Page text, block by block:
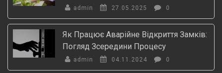
admin 27.05.2025 0
Як Працює Аварійне Відкриття Замків:
Погляд Зсередини Процесу
admin 04.11.2024 0